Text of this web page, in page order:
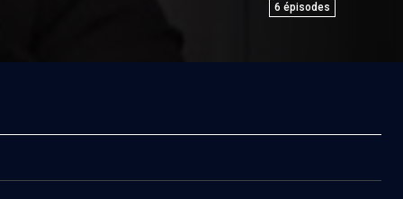
courants de
6 épisodes